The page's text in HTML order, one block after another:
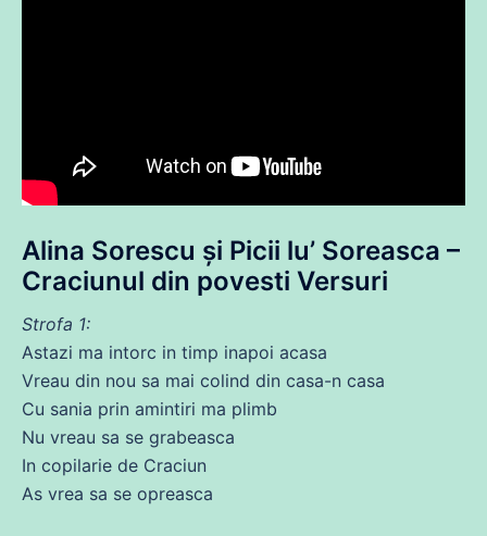
Alina Sorescu și Picii lu’ Soreasca –
Craciunul din povesti Versuri
Strofa 1:
Astazi ma intorc in timp inapoi acasa
Vreau din nou sa mai colind din casa-n casa
Cu sania prin amintiri ma plimb
Nu vreau sa se grabeasca
In copilarie de Craciun
As vrea sa se opreasca